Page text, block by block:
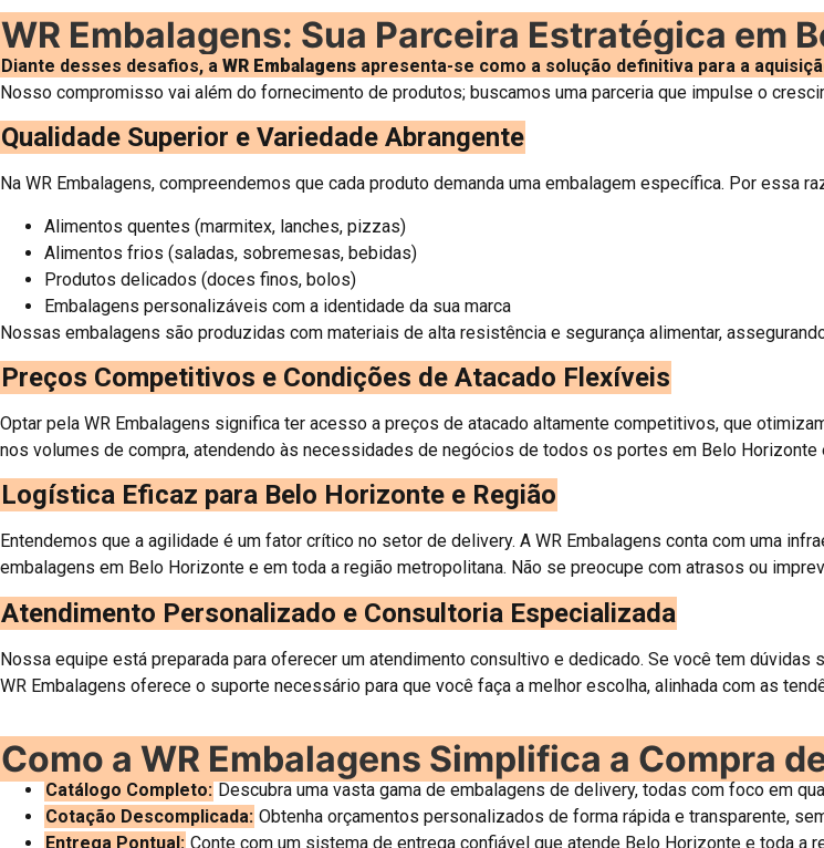
WR Embalagens: Sua Parceira Estratégica em
Diante desses desafios, a WR Embalagens apresenta-se como a solução definitiva para a
Nosso compromisso vai além do fornecimento de produtos; buscamos uma parceria que impulse o
Qualidade Superior e Variedade Abrangente
Na WR Embalagens, compreendemos que cada produto demanda uma embalagem específica. Por essa
Alimentos quentes (marmitex, lanches, pizzas)
Alimentos frios (saladas, sobremesas, bebidas)
Produtos delicados (doces finos, bolos)
Embalagens personalizáveis com a identidade da sua marca
Nossas embalagens são produzidas com materiais de alta resistência e segurança alimentar,
Preços Competitivos e Condições de Atacado Flexíveis
Optar pela WR Embalagens significa ter acesso a preços de atacado altamente competitivos, que
nos volumes de compra, atendendo às necessidades de negócios de todos os portes em Belo Horizonte
Logística Eficaz para Belo Horizonte e Região
Entendemos que a agilidade é um fator crítico no setor de delivery. A WR Embalagens conta com uma
embalagens em Belo Horizonte e em toda a região metropolitana. Não se preocupe com atrasos ou
Atendimento Personalizado e Consultoria Especializada
Nossa equipe está preparada para oferecer um atendimento consultivo e dedicado. Se você tem
WR Embalagens oferece o suporte necessário para que você faça a melhor escolha, alinhada com as
Como a WR Embalagens Simplifica a Compra
Catálogo Completo: Descubra uma vasta gama de embalagens de delivery, todas com foco em
Cotação Descomplicada: Obtenha orçamentos personalizados de forma rápida e transparente,
Entrega Pontual: Conte com um sistema de entrega confiável que atende Belo Horizonte e toda a